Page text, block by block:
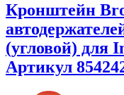
Кронштейн
(угловой) для
Артикул